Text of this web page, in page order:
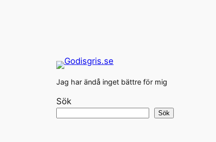
Jag har ändå inget bättre för mig
Sök
Sök